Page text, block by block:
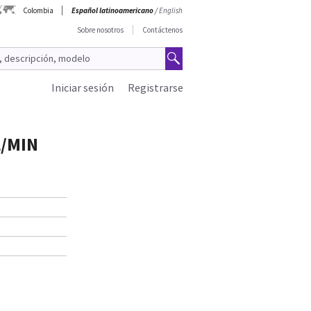
Colombia Español latinoamericano/English
Sobre nosotros
Contáctenos
Registrarse
Iniciar sesión
MIN